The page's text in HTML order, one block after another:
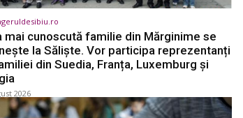
mai cunoscută familie din Mărginime se
la Săliște. Vor participa reprezentanți
din Suedia, Franța, Luxemburg și
2026